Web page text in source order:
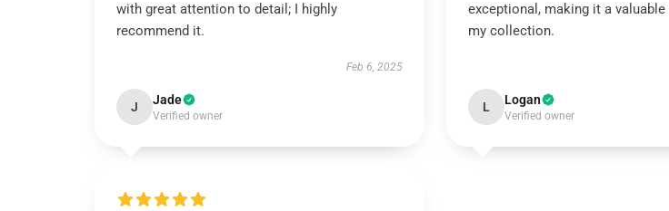
with great attention to detail; I highly
recommend it.
Feb 6, 2025
J Jade
Verified owner
exceptional, making it a
my collection.
L Logan
Verified owner